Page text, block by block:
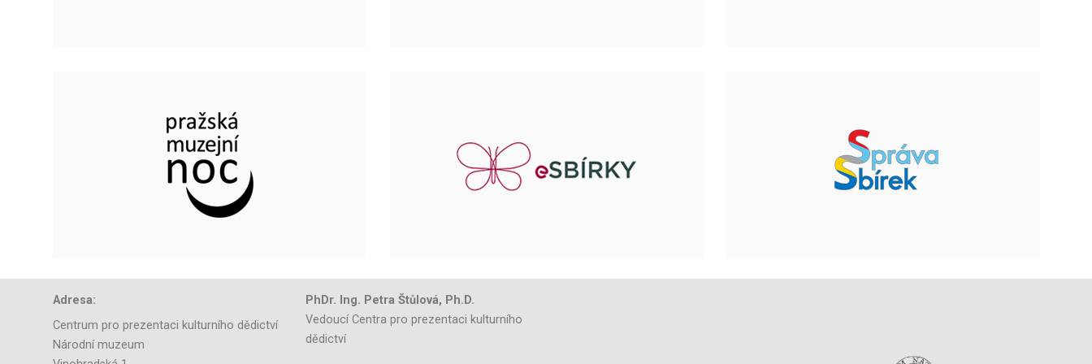
Adresa:
Centrum pro prezentaci kulturního dědictví
Národní muzeum
PhDr. Ing. Petra Štůlová, Ph.D.
Vedoucí Centra pro prezentaci kulturního
dědictví